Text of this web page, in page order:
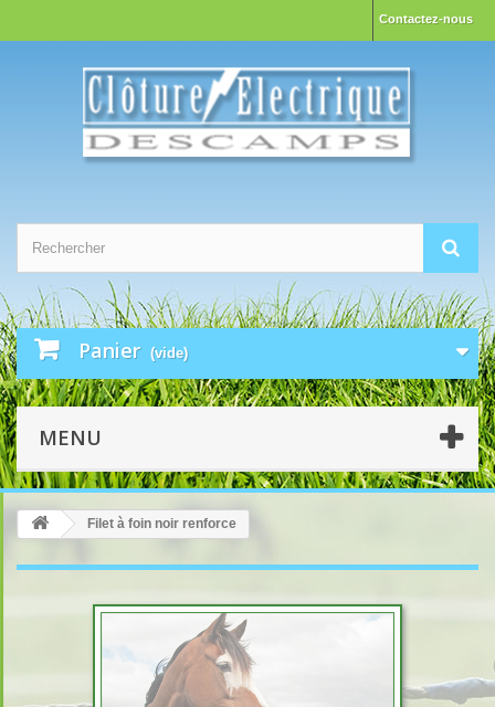
Contactez-nous
Panier (vide)
MENU
Filet à foin noir renforce